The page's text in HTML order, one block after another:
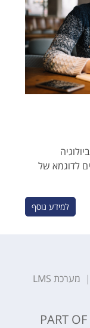
לדוגמא של
למידע נוסף
| מערכת LMS
PART